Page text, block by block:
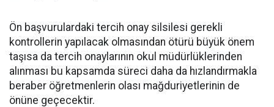
Ön başvurulardaki tercih onay silsilesi gerekli
kontrollerin yapılacak olmasından ötürü büyük önem
taşısa da tercih onaylarının okul müdürlüklerinden
alınması bu kapsamda süreci daha da hızlandırmakla
beraber öğretmenlerin olası mağduriyetlerinin de
önüne geçecektir.